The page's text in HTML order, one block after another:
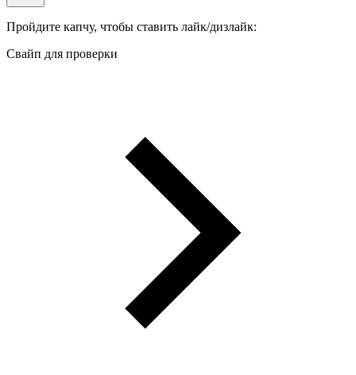
Пройдите капчу, чтобы ставить лайк/дизлайк:
Свайп для проверки